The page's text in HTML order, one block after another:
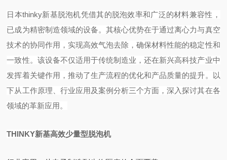
日本thinky新基脱泡机凭借其的脱泡效率和广泛的材料兼容性，
已成为精密制造领域的设备。其核心优势在于通过离心力与真空
技术的协同作用，实现高效气泡去除，确保材料性能的稳定性和
一致性。该设备不仅适用于传统制造业，还在新兴高科技产业中
发挥着关键作用，推动了生产流程的优化和产品质量的提升。以
下从工作原理、行业应用及案例分析三个方面，深入探讨其在各
领域的革新应用。
THINKY新基高效少量型脱泡机